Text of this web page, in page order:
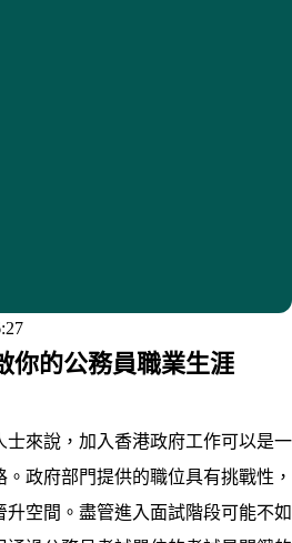
你的公務員職業生涯
來說， 加入香港政府工作可以是一
。政府部門提供的職位具有挑戰性，
空間。盡管進入面試階段可能不如